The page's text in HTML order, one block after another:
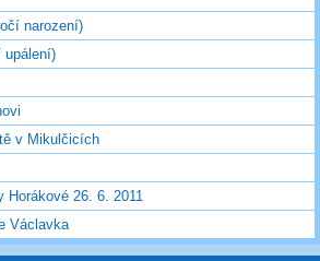
narození)
upálení)
v Mikulčicích
Horákové 26. 6. 2011
Václavka